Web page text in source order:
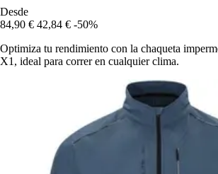
Desde
84,90 € 42,84 € -50%
Optimiza tu rendimiento con la chaqueta
X1, ideal para correr en cualquier clima.